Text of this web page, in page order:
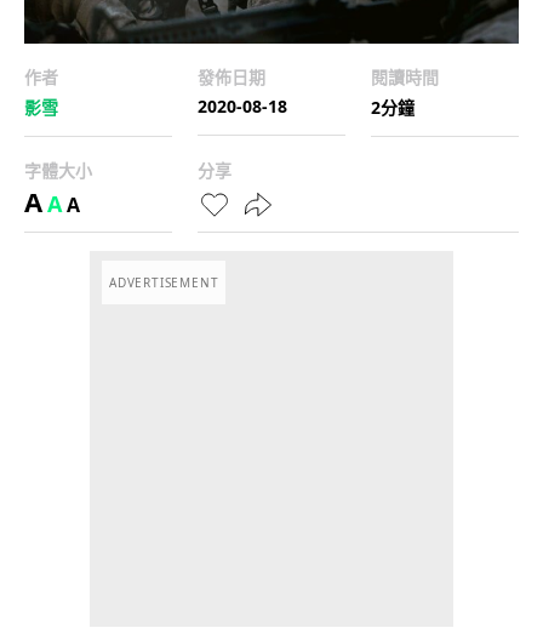
作者
影雪
發佈日期
2020-08-18
閱讀時間
2分鐘
字體大小
AAA
分享
ADVERTISEMENT